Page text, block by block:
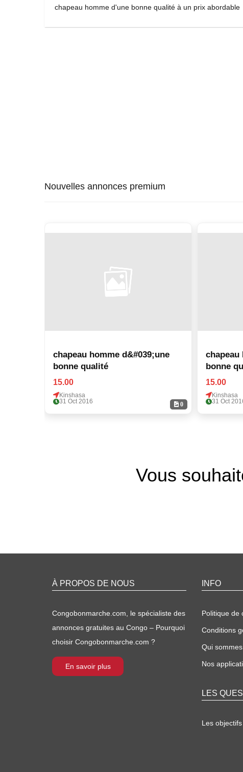
chapeau homme d'une bonne qualité à un prix abordable
Nouvelles annonces premium
0
chapeau homme d&#039;une
bonne qualité
15.00
Kinshasa
31 Oct 2016
chapeau
bonne
15.00
Kinshasa
31 Oct
Vous
À PROPOS DE NOUS
Congobonmarche.com, le spécialiste des
annonces gratuites au Congo – Pourquoi
choisir Congobonmarche.com ?
En savoir plus
INFO
Politique de
Conditions
Qui
Nos
LES
Les